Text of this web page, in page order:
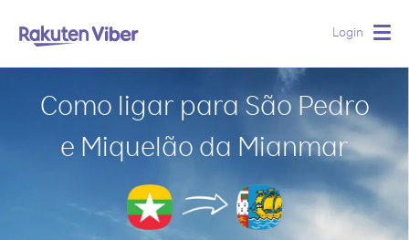
Login
Como ligar para São Pedro
e Miquelão da Mianmar